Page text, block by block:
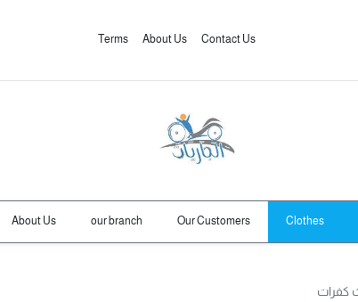
Contact Us
About Us
Terms
Clothes
Our Customers
our branch
About Us